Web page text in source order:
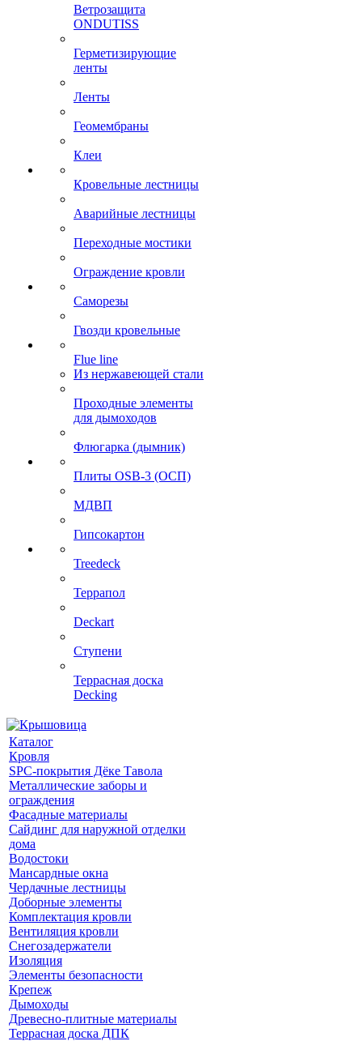
Ветрозащита
ONDUTISS
Герметизирующие
ленты
Ленты
Геомембраны
Клеи
Кровельные лестницы
Аварийные лестницы
Переходные мостики
Ограждение кровли
Саморезы
Гвозди кровельные
Flue line
Из нержавеющей стали
Проходные элементы
для дымоходов
Флюгарка (дымник)
Плиты OSB-3 (ОСП)
МДВП
Гипсокартон
Treedeck
Террапол
Deckart
Ступени
Террасная доска
Decking
Каталог
Кровля
SPC-покрытия Дёке Тавола
Металлические заборы и
ограждения
Фасадные материалы
Сайдинг для наружной отделки
дома
Водостоки
Мансардные окна
Чердачные лестницы
Доборные элементы
Комплектация кровли
Вентиляция кровли
Снегозадержатели
Изоляция
Элементы безопасности
Крепеж
Дымоходы
Древесно-плитные материалы
Террасная доска ДПК